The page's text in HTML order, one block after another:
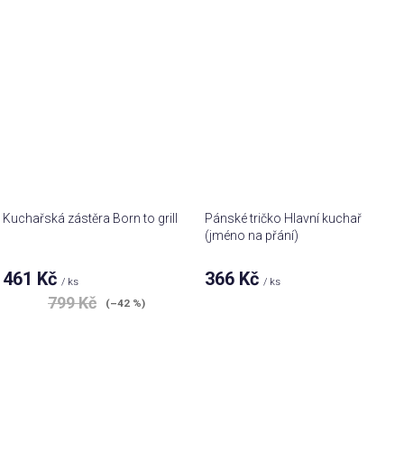
Kuchařská zástěra Born to grill
461 Kč/ ks
799 Kč (–42 %)
Pánské tričko Hlavní kuchař
(jméno na přání)
366 Kč/ ks